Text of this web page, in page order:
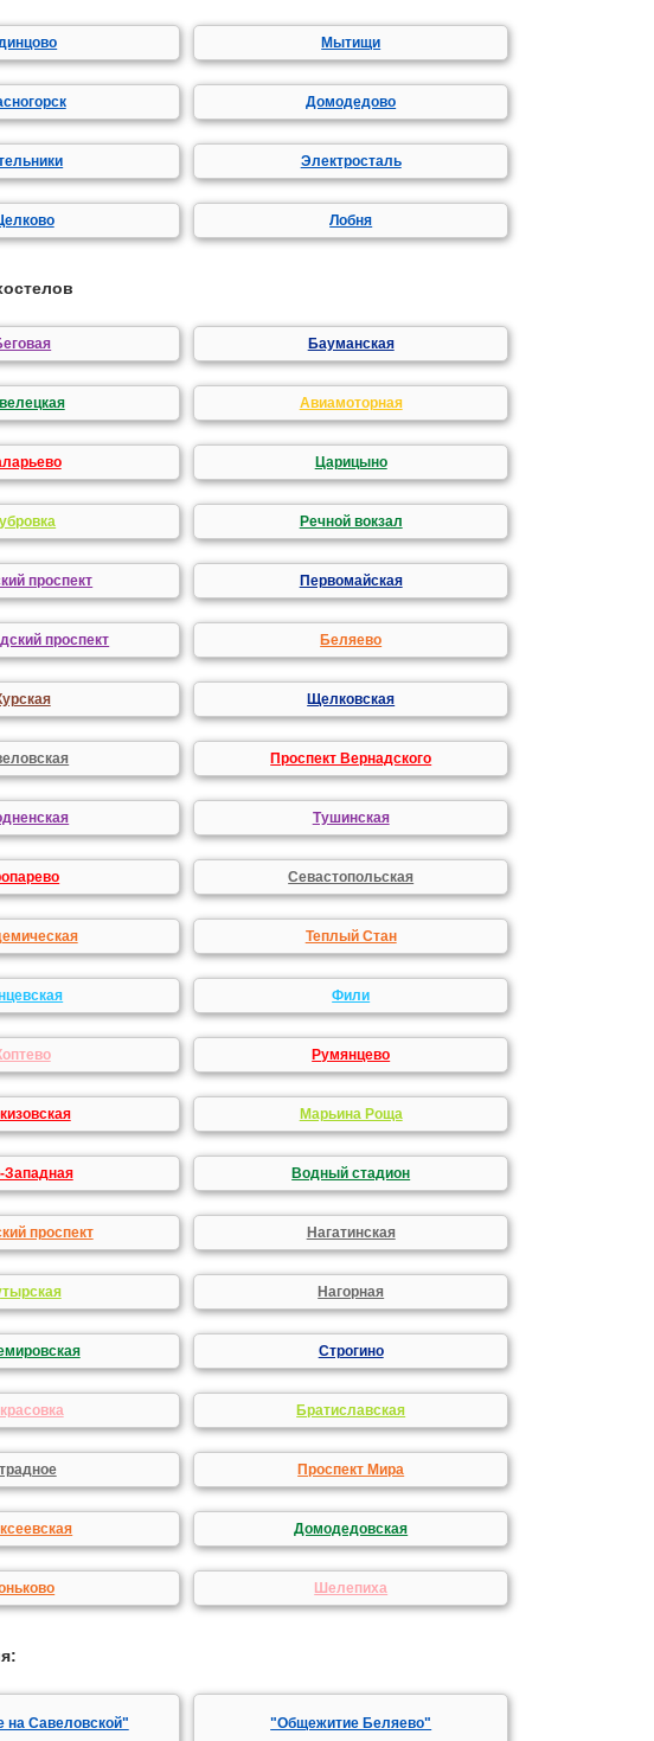
Мытищи
Домодедово
Электросталь
Лобня
Бауманская
Авиамоторная
Царицыно
Речной вокзал
проспект Первомайская
проспект Беляево
Щелковская
Проспект Вернадского
Тушинская
Севастопольская
Теплый Стан
Фили
Румянцево
Марьина Роща
Западная Водный стадион
проспект Нагатинская
Нагорная
Строгино
Братиславская
Проспект Мира
Домодедовская
Шелепиха
на Савеловской" "Общежитие Беляево"